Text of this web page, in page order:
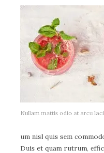
Nullam mattis odio at arcu
um nisl quis sem
Duis et quam rutrum,